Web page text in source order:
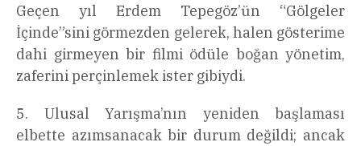
Geçen yıl Erdem Tepegöz’ün “Gölgeler
İçinde”sini görmezden gelerek, halen gösterime
dahi girmeyen bir filmi ödüle boğan yönetim,
zaferini perçinlemek ister gibiydi.
5. Ulusal Yarışma’nın yeniden başlaması
elbette azımsanacak bir durum değildi; ancak